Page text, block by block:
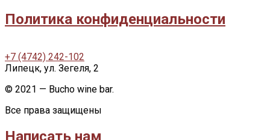
Политика конфиденциальности
+7 (4742) 242-102
Липецк, ул. Зегеля, 2
© 2021 — Bucho wine bar.
Все права защищены
Написать нам